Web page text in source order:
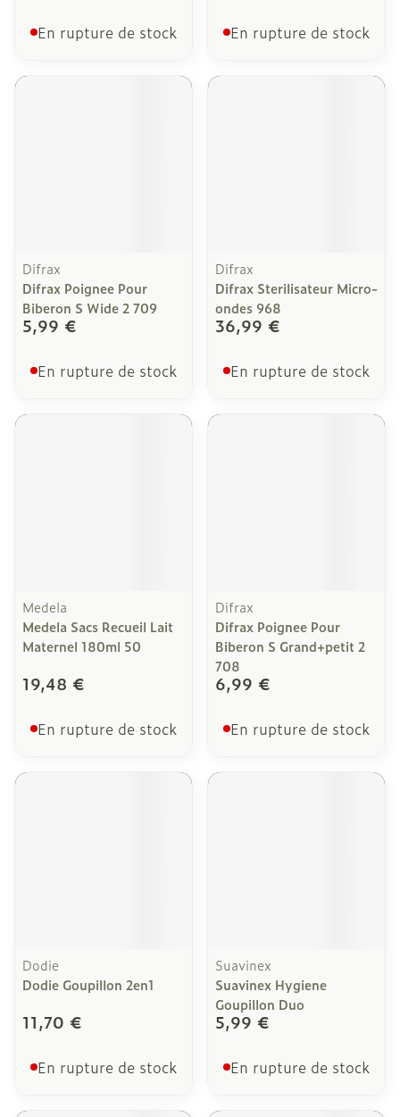
En rupture de stock En rupture de stock
Difrax
Difrax Poignee Pour
Biberon S Wide 2 709
5,99 €
En rupture de stock
Difrax
Difrax Sterilisateur Micro-
ondes 968
36,99 €
En rupture de stock
Medela
Medela Sacs Recueil Lait
Maternel 180ml 50
19,48 €
En rupture de stock
Difrax
Difrax Poignee Pour
Biberon S Grand+petit 2
708
6,99 €
En rupture de stock
Dodie
Dodie Goupillon 2en1
11,70 €
En rupture de stock
Suavinex
Suavinex Hygiene
Goupillon Duo
5,99 €
En rupture de stock